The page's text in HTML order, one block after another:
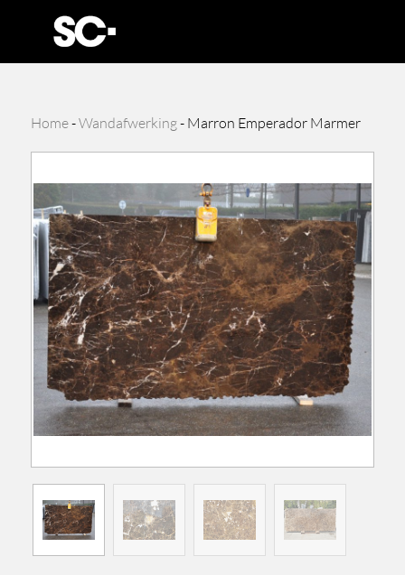
Home-Wandafwerking- Marron Emperador Marmer